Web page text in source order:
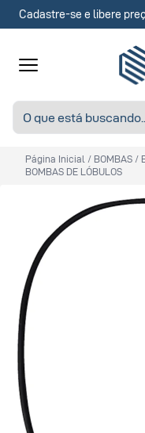
Cadastre-se e libere
Página Inicial / BOMBAS /
BOMBAS DE LÓBULOS